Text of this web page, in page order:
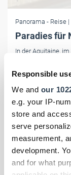
Responsible
We and our
e.g. your IP-
store and
serve
measurement,
development.
and for what
Panorama - Reise
Paradies für
In der Aquitaine,
sowie Unterkünfte,